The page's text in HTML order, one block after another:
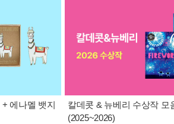
에나멜 뱃지
칼데콧 & 뉴베리 수상작 모
(2025~2026)